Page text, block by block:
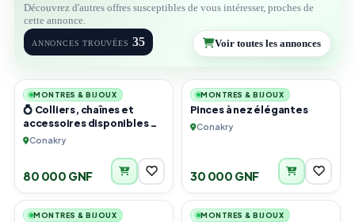
Découvrez d'autres offres susceptibles de vous intéresser, proches de
cette annonce.
ANNONCES TROUVÉES 35 Voir toutes les annonces
MONTRES & BIJOUX
💍 Colliers, chaînes et
accessoires disponibles 💰
Prix selon le modèle
Conakry
80 000 GNF
MONTRES & BIJOUX
Pinces à nez élégantes
Conakry
30 000 GNF
6
MONTRES & BIJOUX
4
MONTRES & BIJOUX